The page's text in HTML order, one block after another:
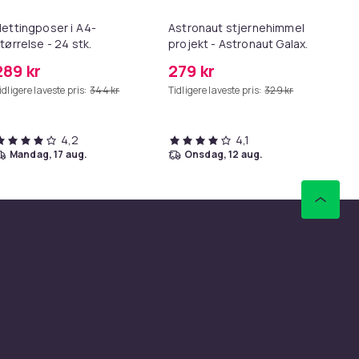
i A4-
- 24 stk.
kr
laveste pris: 344 kr
4,2
mandag, 17 aug.
Astronaut stjernehimmel
projekt - Astronaut Galaxy
USB
279 kr
Tidligere laveste pris: 329 kr
4,1
onsdag, 12 aug.